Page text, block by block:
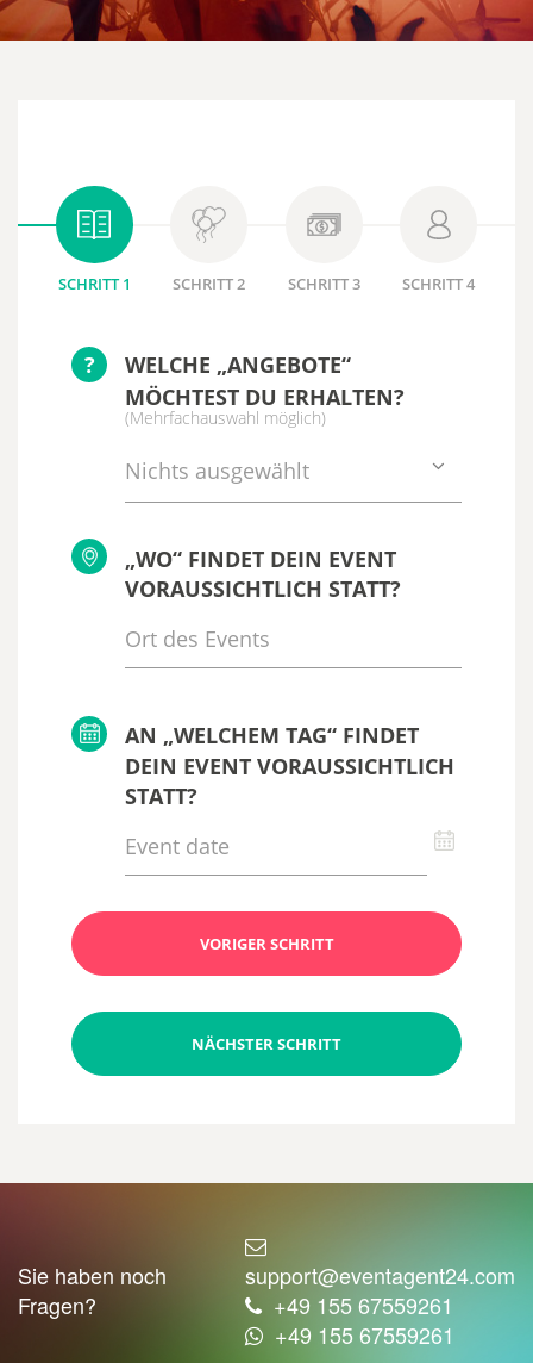
SCHRITT 1 SCHRITT 2 SCHRITT 3 SCHRITT 4
?
WELCHE „ANGEBOTE“
MÖCHTEST DU ERHALTEN?
(Mehrfachauswahl möglich)
Nichts ausgewählt
„WO“ FINDET DEIN EVENT
VORAUSSICHTLICH STATT?
AN „WELCHEM TAG“ FINDET
DEIN EVENT VORAUSSICHTLICH
STATT?
VORIGER SCHRITT
NÄCHSTER SCHRITT
Sie haben noch
Fragen?
support@eventagent24.com
+49 155 67559261
+49 155 67559261